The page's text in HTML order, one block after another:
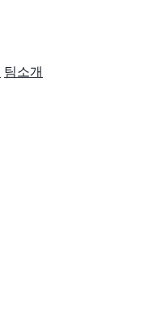
팀소개